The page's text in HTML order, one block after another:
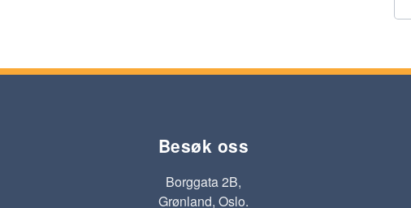
Besøk oss
Borggata 2B,
Grønland, Oslo.